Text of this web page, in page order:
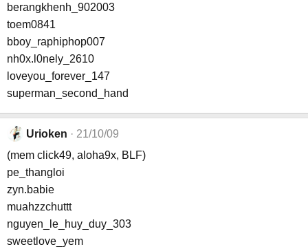
berangkhenh_902003
toem0841
bboy_raphiphop007
nh0x.l0nely_2610
loveyou_forever_147
superman_second_hand
Urioken
21/10/09
(mem click49, aloha9x, BLF)
pe_thangloi
zyn.babie
muahzzchuttt
nguyen_le_huy_duy_303
sweetlove_yem